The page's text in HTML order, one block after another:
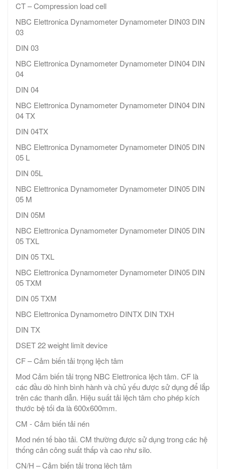
CT – Compression load cell
NBC Elettronica Dynamometer Dynamometer DIN03 DIN
03
DIN 03
NBC Elettronica Dynamometer Dynamometer DIN04 DIN
04
DIN 04
NBC Elettronica Dynamometer Dynamometer DIN04 DIN
04 TX
DIN 04TX
NBC Elettronica Dynamometer Dynamometer DIN05 DIN
05 L
DIN 05L
NBC Elettronica Dynamometer Dynamometer DIN05 DIN
05 M
DIN 05M
NBC Elettronica Dynamometer Dynamometer DIN05 DIN
05 TXL
DIN 05 TXL
NBC Elettronica Dynamometer Dynamometer DIN05 DIN
05 TXM
DIN 05 TXM
NBC Elettronica Dynamometro DINTX DIN TXH
DIN TX
DSET 22 weight limit device
CF – Cảm biến tải trọng lệch tâm
Mod Cảm biến tải trọng NBC Elettronica lệch tâm. CF là
các đầu dò hình bình hành và chủ yếu được sử dụng để lắp
trên các thanh dẫn. Hiệu suất tải lệch tâm cho phép kích
thước bệ tối đa là 600x600mm.
CM - Cảm biến tải nén
Mod nén tế bào tải. CM thường được sử dụng trong các hệ
thống cân công suất thấp và cao như silo.
CN/H – Cảm biến tải trọng lệch tâm